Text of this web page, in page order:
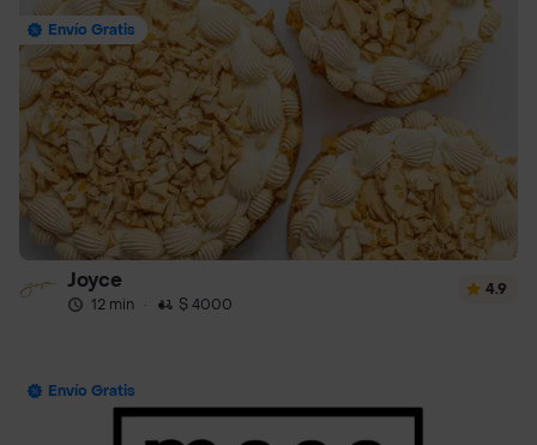
Envío Gratis
Joyce
12 min · $ 4000
4.9
Envío Gratis